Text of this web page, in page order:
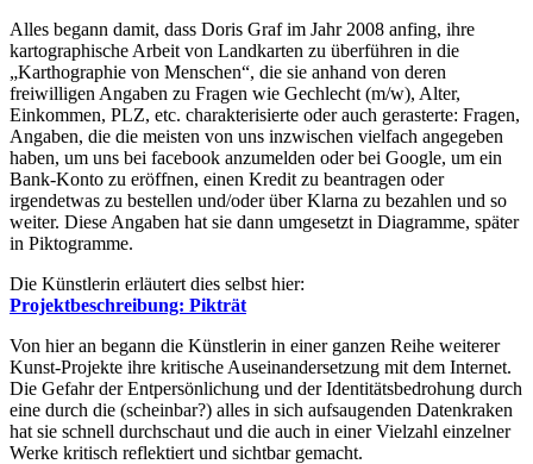
Alles begann damit, dass Doris Graf im Jahr 2008 anfing, ihre
kartographische Arbeit von Landkarten zu überführen in die
„Karthographie von Menschen“, die sie anhand von deren
freiwilligen Angaben zu Fragen wie Gechlecht (m/w), Alter,
Einkommen, PLZ, etc. charakterisierte oder auch gerasterte: Fragen,
Angaben, die die meisten von uns inzwischen vielfach angegeben
haben, um uns bei facebook anzumelden oder bei Google, um ein
Bank-Konto zu eröffnen, einen Kredit zu beantragen oder
irgendetwas zu bestellen und/oder über Klarna zu bezahlen und so
weiter. Diese Angaben hat sie dann umgesetzt in Diagramme, später
in Piktogramme.
Die Künstlerin erläutert dies selbst hier:
Projektbeschreibung: Pikträt
Von hier an begann die Künstlerin in einer ganzen Reihe weiterer
Kunst-Projekte ihre kritische Auseinandersetzung mit dem Internet.
Die Gefahr der Entpersönlichung und der Identitätsbedrohung durch
eine durch die (scheinbar?) alles in sich aufsaugenden Datenkraken
hat sie schnell durchschaut und die auch in einer Vielzahl einzelner
Werke kritisch reflektiert und sichtbar gemacht.